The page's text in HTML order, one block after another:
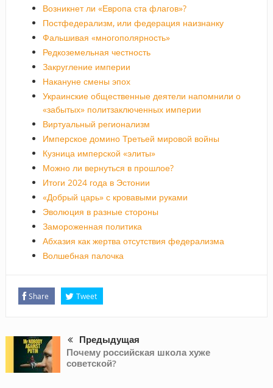
Возникнет ли «Европа ста флагов»?
Постфедерализм, или федерация наизнанку
Фальшивая «многополярность»
Редкоземельная честность
Закругление империи
Накануне смены эпох
Украинские общественные деятели напомнили о
«забытых» политзаключенных империи
Виртуальный регионализм
Имперское домино Третьей мировой войны
Кузница имперской «элиты»
Можно ли вернуться в прошлое?
Итоги 2024 года в Эстонии
«Добрый царь» с кровавыми руками
Эволюция в разные стороны
Замороженная политика
Абхазия как жертва отсутствия федерализма
Волшебная палочка
Share Tweet
Предыдущая
Почему российская школа хуже
советской?